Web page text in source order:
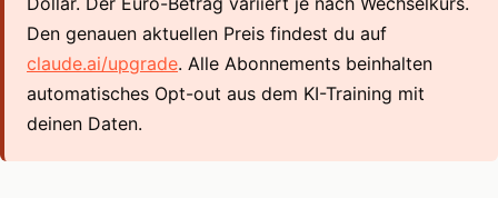
Den genauen aktuellen Preis findest du auf
claude.ai/upgrade. Alle Abonnements beinhalten
automatisches Opt-out aus dem KI-Training mit
deinen Daten.